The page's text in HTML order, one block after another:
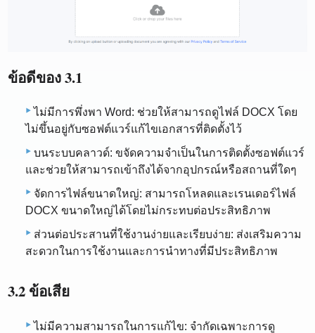
ข้อดีของ 3.1
ไม่มีการพึ่งพา Word: ช่วยให้สามารถดูไฟล์ DOCX โดย
ไม่ขึ้นอยู่กับซอฟต์แวร์แก้ไขเอกสารที่ติดตั้งไว้
บนระบบคลาวด์: ขจัดความจำเป็นในการติดตั้งซอฟต์แวร์
และช่วยให้สามารถเข้าถึงได้จากอุปกรณ์หรือสถานที่ใดๆ
จัดการไฟล์ขนาดใหญ่: สามารถโหลดและเรนเดอร์ไฟล์
DOCX ขนาดใหญ่ได้โดยไม่กระทบต่อประสิทธิภาพ
ส่วนต่อประสานที่ใช้งานง่ายและเรียบง่าย: ส่งเสริมความ
สะดวกในการใช้งานและการนำทางที่มีประสิทธิภาพ
3.2 ข้อเสีย
ไม่มีความสามารถในการแก้ไข: จำกัดเฉพาะการดู